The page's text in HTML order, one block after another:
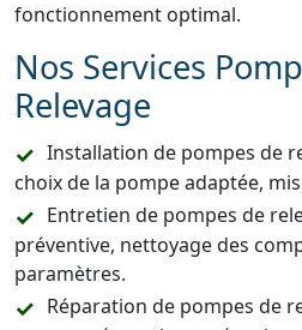
fonctionnement optimal.
Nos Services
Relevage
Installation de pompes de
choix de la pompe adaptée,
Entretien de pompes de
préventive, nettoyage des
paramètres.
Réparation de pompes de